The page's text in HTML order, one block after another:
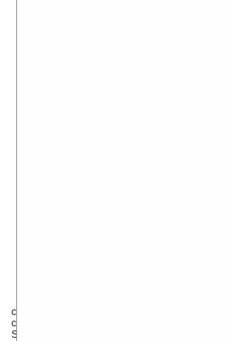
Меломанам могут понравиться
с плеерами основных брендов, включая
старше 20 лет, предпочитающих джаз,
Sennheiser CX95 равна 43 фунта стерлингов